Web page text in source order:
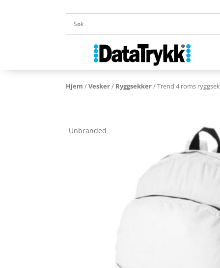
Hjem /Vesker/ Ryggsekker/ Trend 4 roms
Unbranded